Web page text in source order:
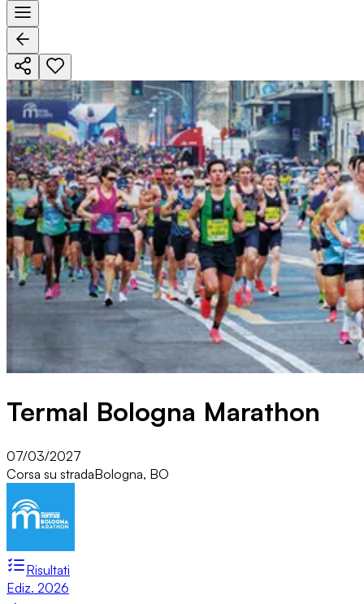
Termal Bologna Marathon
07/03/2027
Corsa su stradaBologna, BO
Risultati
Ediz. 2026